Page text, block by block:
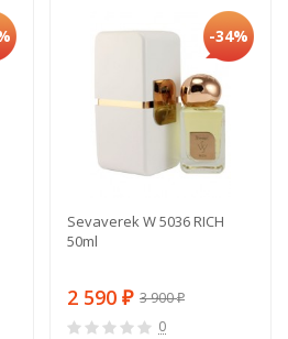
-34%
Sevaverek W 5036 RICH
50ml
2 590 ₽ 3 900₽
0